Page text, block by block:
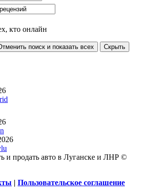
кто онлайн
и продать авто в Луганске и ЛНР ©
| Пользовательское соглашение